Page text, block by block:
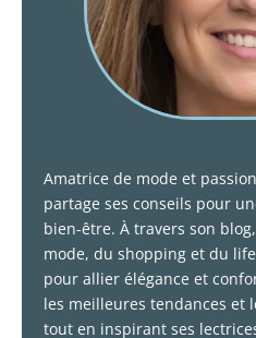
Amatrice de mode et
partage ses conseils pour
bien-être. À travers son
mode, du shopping et du
pour allier élégance et
les meilleures tendances et
tout en inspirant ses